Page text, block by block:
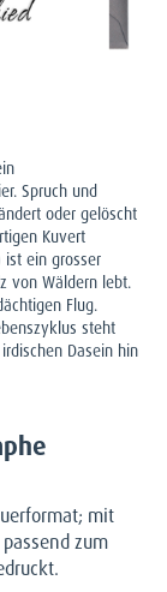
Spruch und
oder gelöscht
Kuvert
ist ein grosser
von Wäldern lebt.
Flug.
steht
Dasein hin
mit
zum